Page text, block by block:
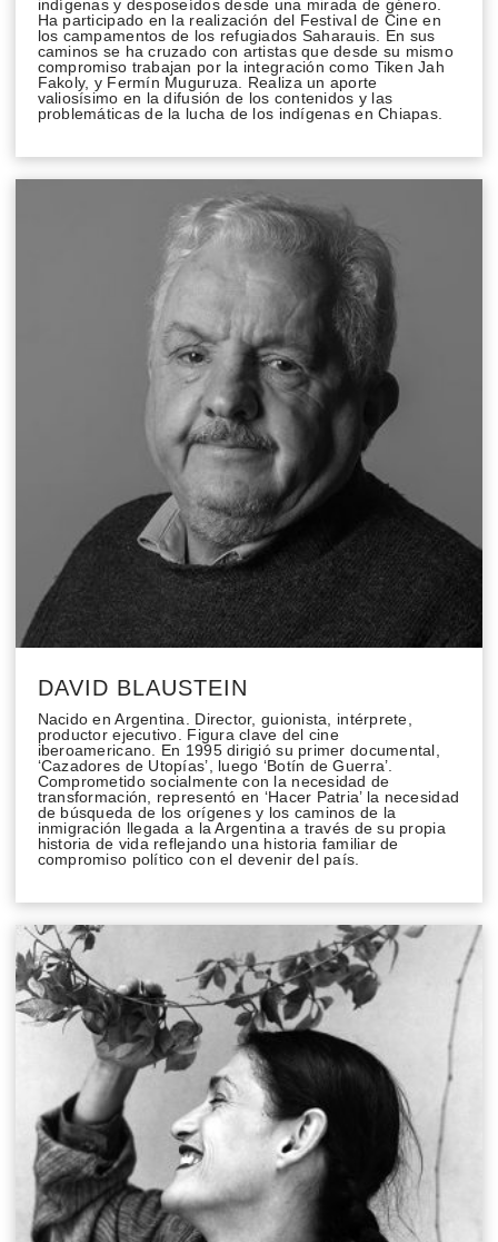
indígenas y desposeídos desde una mirada de género.
Ha participado en la realización del Festival de Cine en
los campamentos de los refugiados Saharauis. En sus
caminos se ha cruzado con artistas que desde su mismo
compromiso trabajan por la integración como Tiken Jah
Fakoly, y Fermín Muguruza. Realiza un aporte
valiosísimo en la difusión de los contenidos y las
problemáticas de la lucha de los indígenas en Chiapas.
DAVID BLAUSTEIN
Nacido en Argentina. Director, guionista, intérprete,
productor ejecutivo. Figura clave del cine
iberoamericano. En 1995 dirigió su primer documental,
‘Cazadores de Utopías’, luego ‘Botín de Guerra’.
Comprometido socialmente con la necesidad de
transformación, representó en ‘Hacer Patria’ la necesidad
de búsqueda de los orígenes y los caminos de la
inmigración llegada a la Argentina a través de su propia
historia de vida reflejando una historia familiar de
compromiso político con el devenir del país.